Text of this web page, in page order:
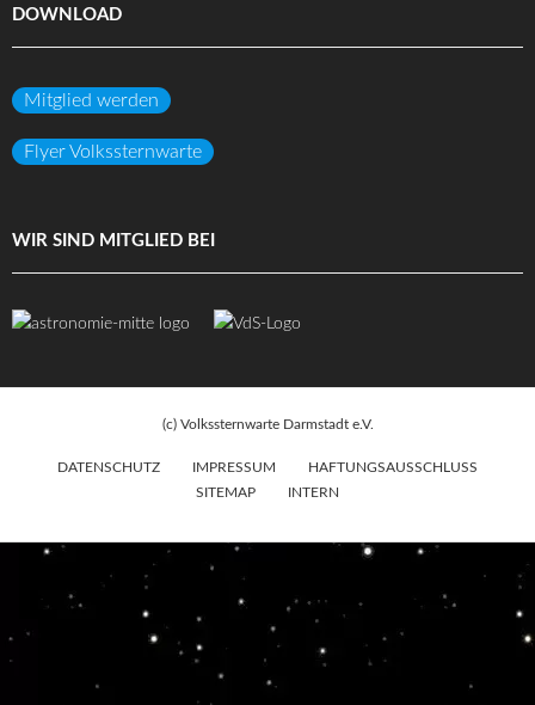
DOWNLOAD
Mitglied werden
Flyer Volkssternwarte
WIR SIND MITGLIED BEI
(c) Volkssternwarte Darmstadt e.V.
DATENSCHUTZ IMPRESSUM
HAFTUNGSAUSSCHLUSS
SITEMAP
INTERN